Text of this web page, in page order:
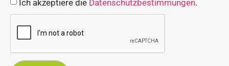
Ich akzeptiere die Datenschutzbestimmungen.